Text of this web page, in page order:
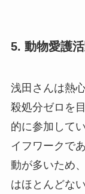
5. 動物愛護
浅田さんは熱
殺処分ゼロを
的に参加して
イフワークで
動が多いため
はほとんどな